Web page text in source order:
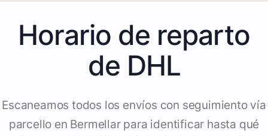
Horario de reparto
de DHL
Escaneamos todos los envíos con seguimiento vía
parcello en Bermellar para identificar hasta qué